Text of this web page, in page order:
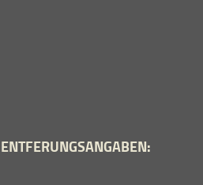
ENTFERUNGSANGABEN: